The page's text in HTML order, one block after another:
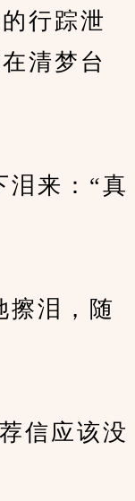
行踪泄
清梦台
来：“真
泪，随
信应该没